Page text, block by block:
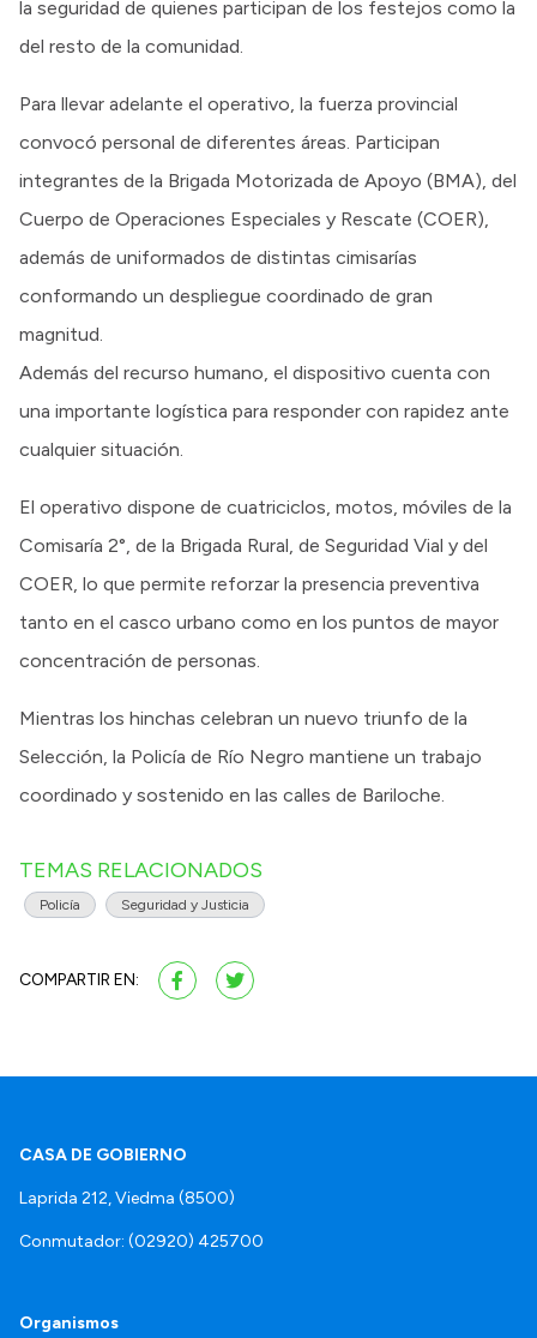
la seguridad de quienes participan de los festejos como la
del resto de la comunidad.
Para llevar adelante el operativo, la fuerza provincial
convocó personal de diferentes áreas. Participan
integrantes de la Brigada Motorizada de Apoyo (BMA), del
Cuerpo de Operaciones Especiales y Rescate (COER),
además de uniformados de distintas cimisarías
conformando un despliegue coordinado de gran
magnitud.
Además del recurso humano, el dispositivo cuenta con
una importante logística para responder con rapidez ante
cualquier situación.
El operativo dispone de cuatriciclos, motos, móviles de la
Comisaría 2°, de la Brigada Rural, de Seguridad Vial y del
COER, lo que permite reforzar la presencia preventiva
tanto en el casco urbano como en los puntos de mayor
concentración de personas.
Mientras los hinchas celebran un nuevo triunfo de la
Selección, la Policía de Río Negro mantiene un trabajo
coordinado y sostenido en las calles de Bariloche.
TEMAS RELACIONADOS
Policía Seguridad y Justicia
COMPARTIR EN:
CASA DE GOBIERNO
Laprida 212, Viedma (8500)
Conmutador: (02920) 425700
Organismos